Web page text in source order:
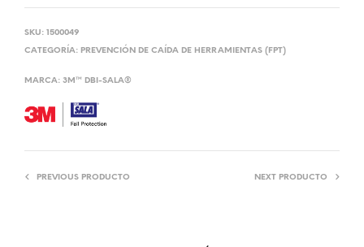
SKU: 1500049
CATEGORÍA: PREVENCIÓN DE CAÍDA DE HERRAMIENTAS (FPT)
MARCA: 3M™ DBI-SALA®
PREVIOUS PRODUCTO NEXT PRODUCTO